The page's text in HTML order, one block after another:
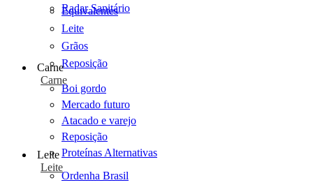
Radar Sanitário
Equivalentes
Leite
Grãos
Reposição
Carne
Carne
Boi gordo
Mercado futuro
Atacado e varejo
Reposição
Proteínas Alternativas
Leite
Leite
Ordenha Brasil